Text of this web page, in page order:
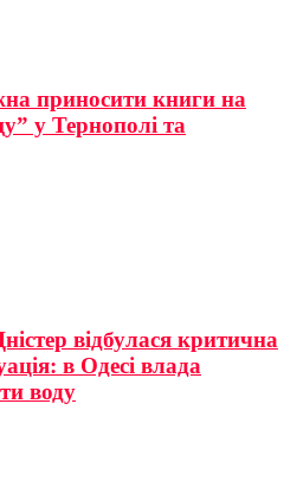
приносити книги на
у Тернополі та
відбулася критична
в Одесі влада
воду